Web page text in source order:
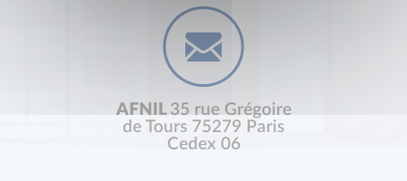
AFNIL 35 rue Grégoire
de Tours 75279 Paris
Cedex 06